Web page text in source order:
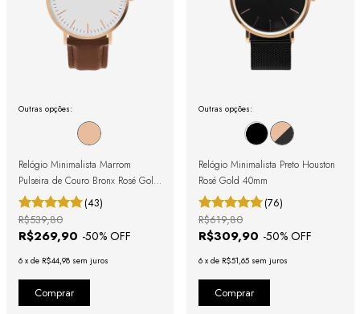
Outras opções:
Relógio Minimalista Marrom
Pulseira de Couro Bronx Rosé Gold
40mm
(43)
R$269,90 -50% OFF
R$539,80
6 x de R$44,98 sem juros
Outras opções:
Relógio Minimalista Preto Houston
Rosé Gold 40mm
(76)
R$309,90 -50% OFF
R$619,80
6 x de R$51,65 sem juros